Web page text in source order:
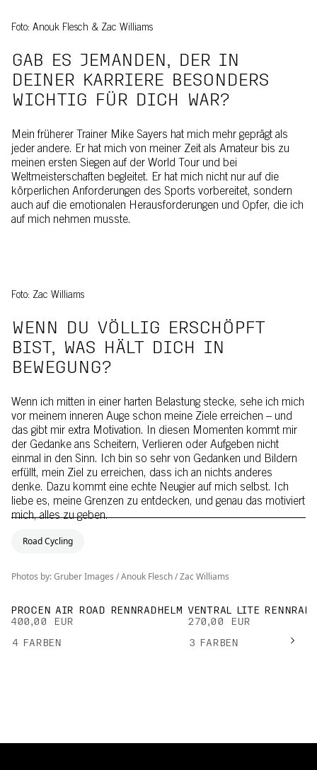
Foto: Anouk Flesch & Zac Williams
GAB ES JEMANDEN, DER IN
DEINER KARRIERE BESONDERS
WICHTIG FÜR DICH WAR?
Mein früherer Trainer Mike Sayers hat mich mehr geprägt als
jeder andere. Er hat mich von meiner Zeit als Amateur bis zu
meinen ersten Siegen auf der World Tour und bei
Weltmeisterschaften begleitet. Er hat mich nicht nur auf die
körperlichen Anforderungen des Sports vorbereitet, sondern
auch auf die emotionalen Herausforderungen und Opfer, die ich
auf mich nehmen musste.
Foto: Zac Williams
WENN DU VÖLLIG ERSCHÖPFT
BIST, WAS HÄLT DICH IN
BEWEGUNG?
Wenn ich mitten in einer harten Belastung stecke, sehe ich mich
vor meinem inneren Auge schon meine Ziele erreichen – und
das gibt mir extra Motivation. In diesen Momenten kommt mir
der Gedanke ans Scheitern, Verlieren oder Aufgeben nicht
einmal in den Sinn. Ich bin so sehr von Gedanken und Bildern
erfüllt, mein Ziel zu erreichen, dass ich an nichts anderes
denke. Dazu kommt eine echte Neugier auf mich selbst. Ich
liebe es, meine Grenzen zu entdecken, und genau das motiviert
mich, alles zu geben.
Road Cycling
Photos by: Gruber Images / Anouk Flesch / Zac Williams
PROCEN AIR ROAD RENNRADHELM
400,00 EUR
4 FARBEN
VENTRAL LITE
270,00 EUR
3 FARBEN